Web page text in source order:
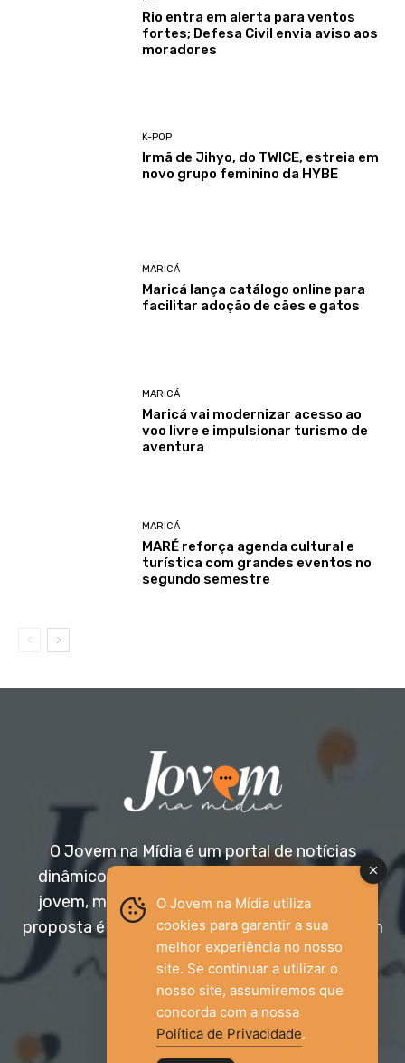
Rio entra em alerta para ventos
fortes; Defesa Civil envia aviso aos
moradores
K-POP
Irmã de Jihyo, do TWICE, estreia em
novo grupo feminino da HYBE
MARICÁ
Maricá lança catálogo online para
facilitar adoção de cães e gatos
MARICÁ
Maricá vai modernizar acesso ao
voo livre e impulsionar turismo de
aventura
MARICÁ
MARÉ reforça agenda cultural e
turística com grandes eventos no
segundo semestre
O Jovem na Mídia é um portal de notícias
dinâmico e acessível, voltado para o público
jovem, mas aberto a todas as idades. Nossa
proposta é trazer informação relevante com um
olhar diferenciado.
Entre em contato:
jovemnamidia2017@gmail.com
O Jovem na Mídia utiliza
cookies para garantir a sua
melhor experiência no nosso
site. Se continuar a utilizar o
nosso site, assumiremos que
concorda com a nossa
Política de Privacidade.